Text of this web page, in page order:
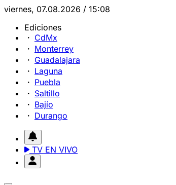
viernes, 07.08.2026 / 15:08
Ediciones
CdMx
Monterrey
Guadalajara
Laguna
Puebla
Saltillo
Bajío
Durango
TV EN VIVO